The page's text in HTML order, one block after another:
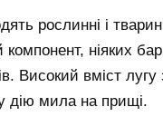
рослинні і
ніяких
Високий вміст лугу
дію мила на прищі.